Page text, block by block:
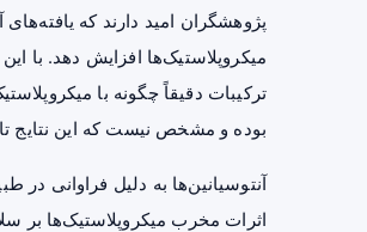
پژوهشگران امید دارند که
میکروپلاستیک‌ها افزایش دهد. با
ترکیبات دقیقاً چگونه با
بوده و مشخص نیست که این نتایج
آنتوسیانین‌ها به دلیل فراوانی در
اثرات مخرب میکروپلاستیک‌ها بر